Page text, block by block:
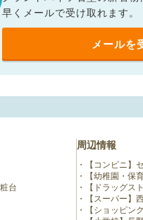
早くメールで受け取れます。
メールを
台
周辺情報
【コンビニ】
【幼稚園・保
【ドラッグス
【スーパー】
【ショッピン